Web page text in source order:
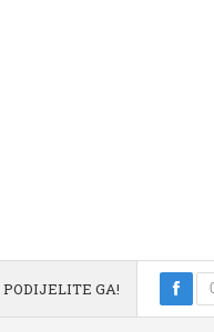
GA!